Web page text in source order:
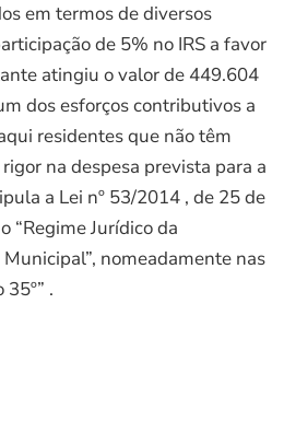
em termos de diversos
de 5% no IRS a favor
atingiu o valor de 449.604
dos esforços contributivos a
residentes que não têm
na despesa prevista para a
a Lei nº 53/2014 , de 25 de
“Regime Jurídico da
nomeadamente nas
.